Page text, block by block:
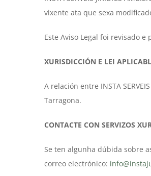
vixente ata que sexa
Este Aviso Legal foi revisado
XURISDICCIÓN E LEI
A relación entre INSTA
Tarragona.
CONTACTE CON SERVIZOS
Se ten algunha dúbida sobre
correo electrónico: